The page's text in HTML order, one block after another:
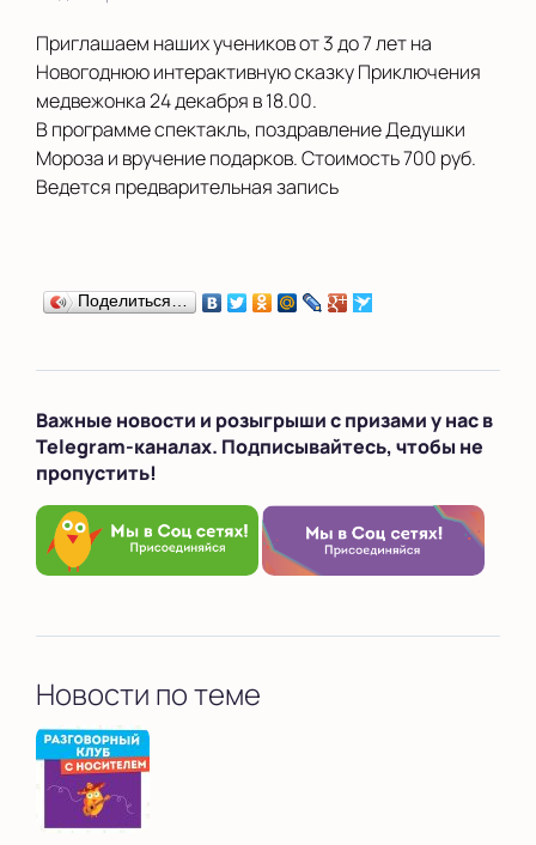
Приглашаем наших учеников от 3 до 7 лет на
Новогоднюю интерактивную сказку Приключения
медвежонка 24 декабря в 18.00.
В программе спектакль, поздравление Дедушки
Мороза и вручение подарков. Стоимость 700 руб.
Ведется предварительная запись
Поделиться…
Важные новости и розыгрыши с призами у нас в
Telegram-каналах. Подписывайтесь, чтобы не
пропустить!
Новости по теме